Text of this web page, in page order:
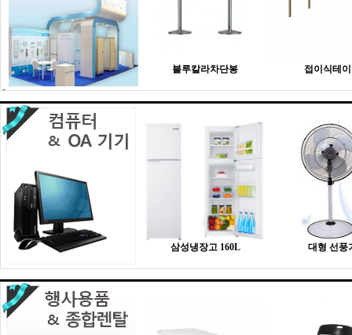
블루칼라차단봉 접이식테
삼성냉장고 160L 대형 선풍